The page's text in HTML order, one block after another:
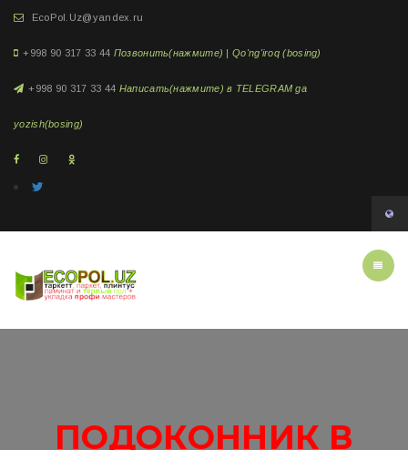
EcoPol.Uz@yandex.ru
+998 90 317 33 44 Позвонить(нажмите) | Qo'ng'iroq (bosing)
+998 90 317 33 44 Написать(нажмите) в TELEGRAM ga
yozish(bosing)
ПОДОКОННИК В